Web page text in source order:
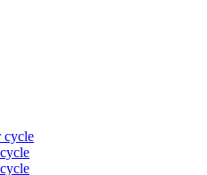
cycle